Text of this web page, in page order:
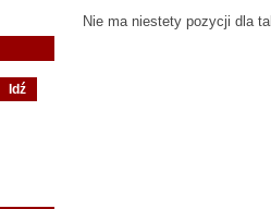
Nie ma niestety pozycji dla